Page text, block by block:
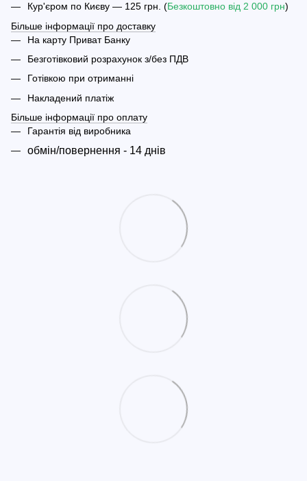
Кур'єром по Києву — 125 грн. (Безкоштовно від 2 000 грн)
Більше інформації про доставку
На карту Приват Банку
Безготівковий розрахунок з/без ПДВ
Готівкою при отриманні
Накладений платіж
Більше інформації про оплату
Гарантія від виробника
обмін/повернення - 14 днів